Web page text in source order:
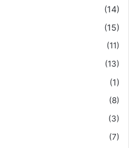
(14)
(15)
(11)
(13)
(1)
(8)
(3)
(7)